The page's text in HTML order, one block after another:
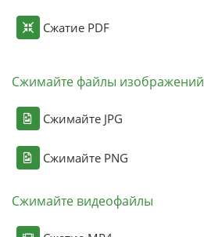
Сжатие PDF
Сжимайте файлы изображений
Сжимайте JPG
Сжимайте PNG
Сжимайте видеофайлы